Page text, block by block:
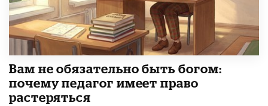
​Вам не обязательно быть богом:
почему педагог имеет право
растеряться